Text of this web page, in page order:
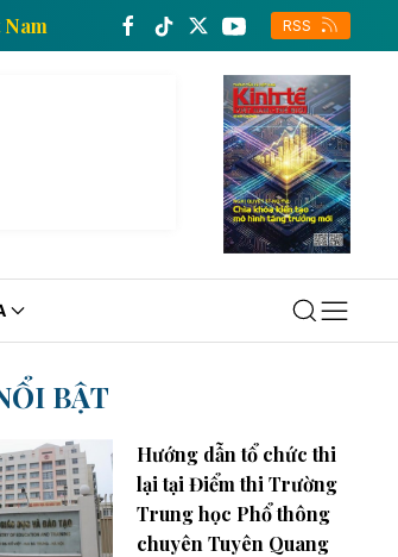
xã Việt Nam Trang thông tin
RSS
BẬT
Hướng dẫn tổ chức thi
lại tại Điểm thi Trường
Trung học Phổ thông
chuyên Tuyên Quang